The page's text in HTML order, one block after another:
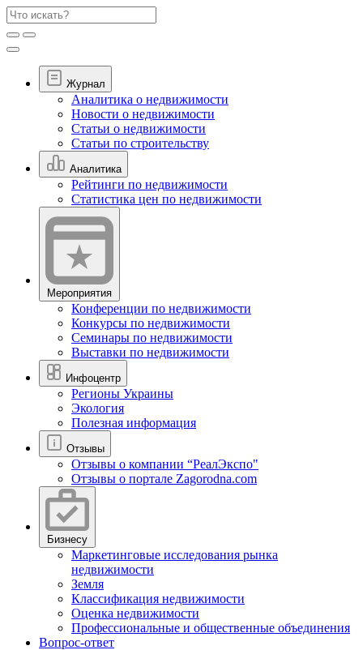
Журнал
Аналитика о недвижимости
Новости о недвижимости
Статьи о недвижимости
Статьи по строительству
Аналитика
Рейтинги по недвижимости
Статистика цен по недвижимости
Мероприятия
Конференции по недвижимости
Конкурсы по недвижимости
Семинары по недвижимости
Выставки по недвижимости
Инфоцентр
Регионы Украины
Экология
Полезная информация
Отзывы
Отзывы о компании “РеалЭкспо"
Отзывы о портале Zagorodna.com
Бизнесу
Маркетинговые исследования рынка
недвижимости
Земля
Классификация недвижимости
Оценка недвижимости
Профессиональные и общественные объединения
Вопрос-ответ